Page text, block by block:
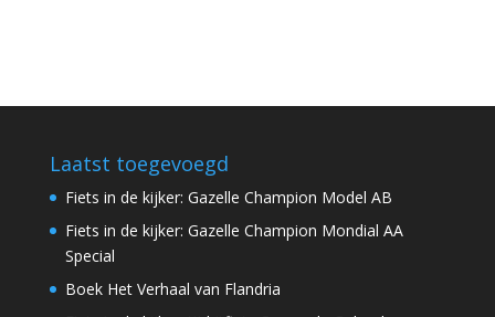
Laatst toegevoegd
Fiets in de kijker: Gazelle Champion Model AB
Fiets in de kijker: Gazelle Champion Mondial AA
Special
Boek Het Verhaal van Flandria